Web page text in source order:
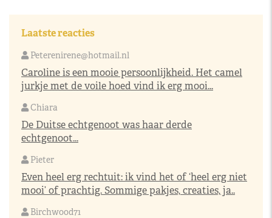
Laatste reacties
Peterenirene@hotmail.nl
Caroline is een mooie persoonlijkheid. Het camel
jurkje met de voile hoed vind ik erg mooi...
Chiara
De Duitse echtgenoot was haar derde
echtgenoot...
Pieter
Even heel erg rechtuit: ik vind het of ‘heel erg niet
mooi’ of prachtig. Sommige pakjes, creaties, ja..
Birchwood71